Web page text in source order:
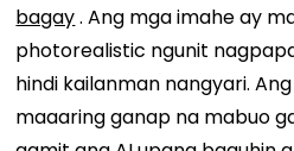
bagay. Ang mga imahe ay
photorealistic ngunit
hindi kailanman nangyari.
maaaring ganap na mabuo